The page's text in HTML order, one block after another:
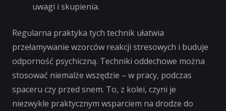
uwagi i skupienia.
Regularna praktyka tych technik ułatwia
przełamywanie wzorców reakcji stresowych i buduje
odporność psychiczną. Techniki oddechowe można
stosować niemalże wszędzie – w pracy, podczas
spaceru czy przed snem. To, z kolei, czyni je
niezwykle praktycznym wsparciem na drodze do